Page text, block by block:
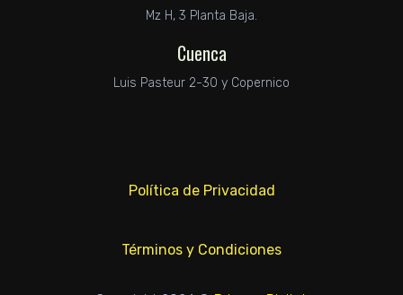
Mz H, 3 Planta Baja.
Cuenca
Luis Pasteur 2-30 y Copernico
Política de Privacidad
Términos y Condiciones